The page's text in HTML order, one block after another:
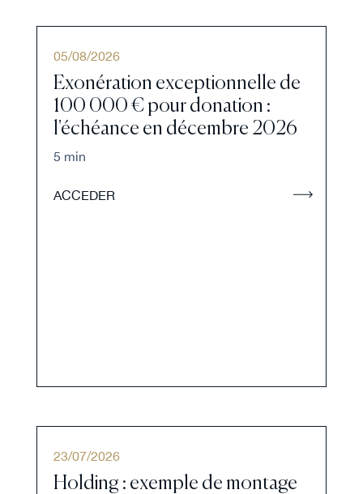
05/08/2026
Exonération exceptionnelle de
100 000 € pour donation :
l'échéance en décembre 2026
5 min
ACCEDER
23/07/2026
Holding : exemple de montage